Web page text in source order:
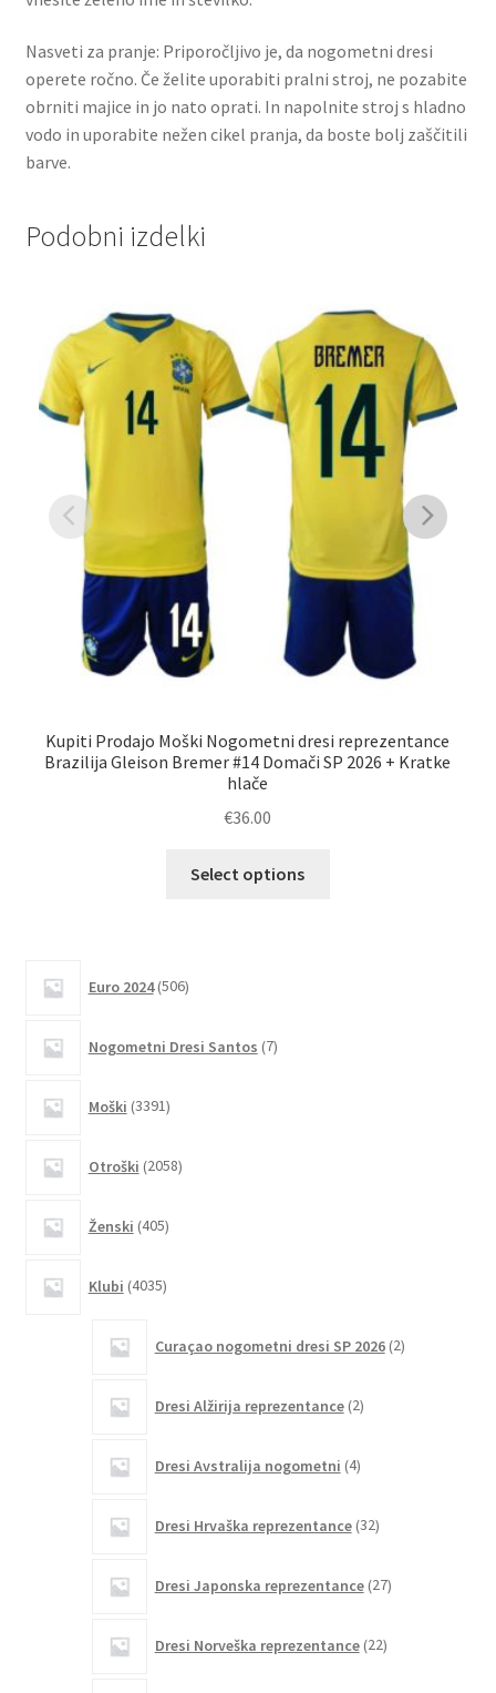
Nasveti za pranje: Priporočljivo je, da nogometni dresi
operete ročno. Če želite uporabiti pralni stroj, ne pozabite
obrniti majice in jo nato oprati. In napolnite stroj s hladno
vodo in uporabite nežen cikel pranja, da boste bolj zaščitili
barve.
Podobni izdelki
Kupiti Prodajo Moški Nogometni dresi reprezentance
Brazilija Gleison Bremer #14 Domači SP 2026 + Kratke
hlače
€36.00
Select options
Euro 2024 506izdelkov
Nogometni Dresi Santos 7izdelkov
Moški 3391izdelkov
Otroški 2058izdelkov
Ženski 405izdelkov
Klubi 4035izdelkov
Curaçao nogometni dresi SP 2026 2izdelka
Dresi Alžirija reprezentance 2izdelka
Dresi Avstralija nogometni 4izdelki
Dresi Hrvaška reprezentance 32izdelkov
Dresi Japonska reprezentance 27izdelkov
Dresi Norveška reprezentance 22izdelkov